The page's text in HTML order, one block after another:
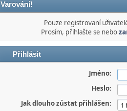
Varování!
Pouze registrovaní
Prosím, přihlašte se nebo
Přihlásit
Jméno:
Heslo:
Jak dlouho zůstat přihlášen: